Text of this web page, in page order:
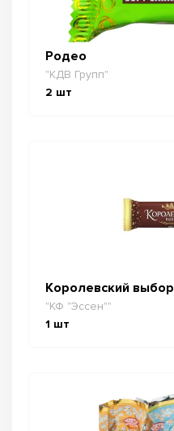
Родео
"КДВ Групп"
2 шт
Королевский выбор
"КФ "Эссен""
1 шт